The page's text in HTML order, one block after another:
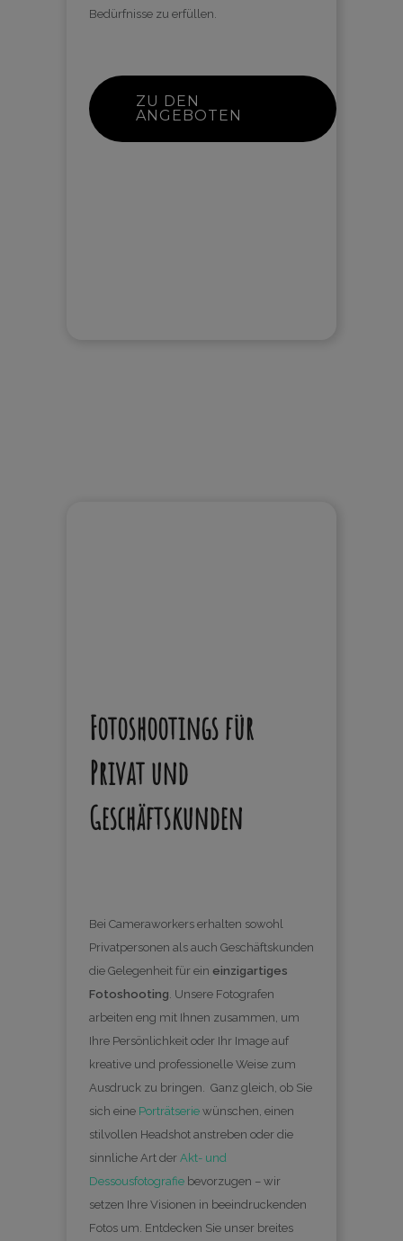
Bedürfnisse zu erfüllen.
ZU DEN
ANGEBOTEN
Fotoshootings für
Privat und
Geschäftskunden
Bei Cameraworkers erhalten sowohl
Privatpersonen als auch Geschäftskunden
die Gelegenheit für ein einzigartiges
Fotoshooting . Unsere Fotografen
arbeiten eng mit Ihnen zusammen, um
Ihre Persönlichkeit oder Ihr Image auf
kreative und professionelle Weise zum
Ausdruck zu bringen. Ganz gleich, ob Sie
sich eine Porträtserie wünschen, einen
stilvollen Headshot anstreben oder die
sinnliche Art der Akt- und
Dessousfotografie bevorzugen – wir
setzen Ihre Visionen in beeindruckenden
Fotos um. Entdecken Sie unser breites